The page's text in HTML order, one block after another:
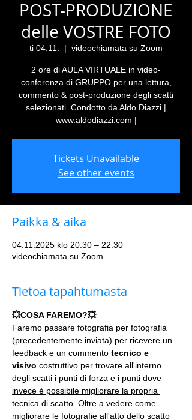
POST-PRODUZIONE
delle VOSTRE FOTO
ti 04.11.
  |
videochiamata su Zoom
2 ore di AULA VIRTUALE in video-
conferenza di GRUPPO per una lettura,
commento & post-produzione degli scatti
selezionati. Condotto da Aldo Diazzi |
www.aldodiazzi.com |
Tickets Unavailable
See other events
Paikka & aika
04.11.2025 klo 20.30 – 22.30
videochiamata su Zoom
Tietoa tapahtumasta
💥COSA FAREMO?💥
Faremo passare fotografia per fotografia
(precedentemente inviata) per ricevere un
feedback e un commento tecnico e
visivo costruttivo per trovare all'interno
degli scatti i punti di forza e i punti dove
invece è possibile migliorare la propria
tecnica di scatto. Oltre a vedere come
migliorare le fotografie all'atto dello scatto